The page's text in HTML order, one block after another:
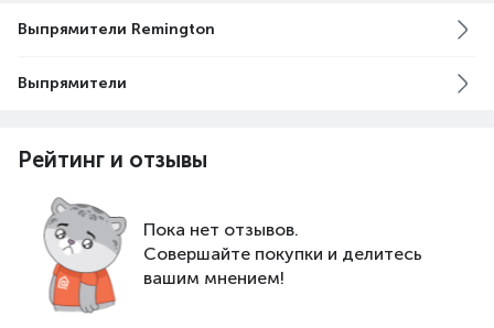
Выпрямители Remington
Выпрямители
Рейтинг и отзывы
Пока нет отзывов.
Совершайте покупки и делитесь
вашим мнением!